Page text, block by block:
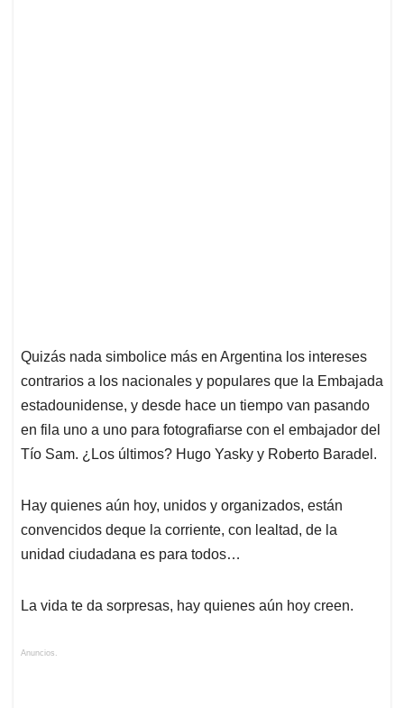
Quizás nada simbolice más en Argentina los intereses
contrarios a los nacionales y populares que la Embajada
estadounidense, y desde hace un tiempo van pasando
en fila uno a uno para fotografiarse con el embajador del
Tío Sam. ¿Los últimos? Hugo Yasky y Roberto Baradel.
Hay quienes aún hoy, unidos y organizados, están
convencidos deque la corriente, con lealtad, de la
unidad ciudadana es para todos…
La vida te da sorpresas, hay quienes aún hoy creen.
Anuncios.